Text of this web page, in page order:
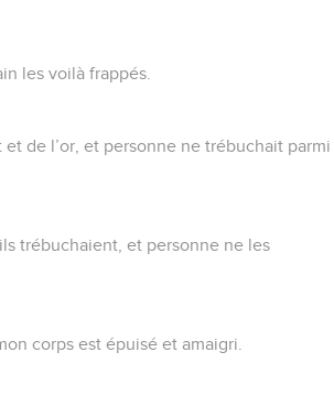
les voilà frappés.
et de l’or, et personne ne trébuchait parmi
trébuchaient, et personne ne les
corps est épuisé et amaigri.